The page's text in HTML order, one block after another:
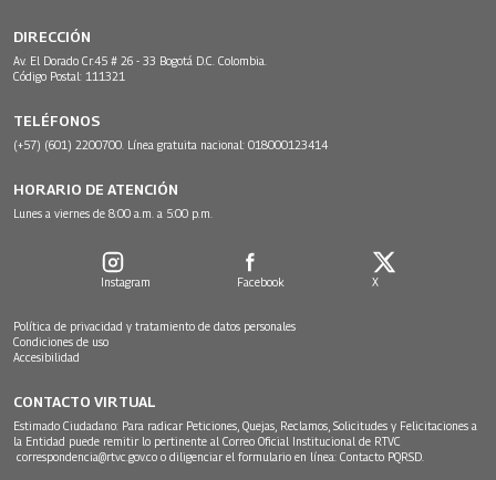
DIRECCIÓN
Av. El Dorado Cr.45 # 26 - 33 Bogotá D.C. Colombia.
Código Postal: 111321
TELÉFONOS
(+57) (601) 2200700. Línea gratuita nacional: 018000123414
HORARIO DE ATENCIÓN
Lunes a viernes de 8:00 a.m. a 5:00 p.m.
Instagram Facebook X
Política de privacidad y tratamiento de datos personales
Condiciones de uso
Accesibilidad
CONTACTO VIRTUAL
Estimado Ciudadano: Para radicar Peticiones, Quejas, Reclamos, Solicitudes y Felicitaciones a
la Entidad puede remitir lo pertinente al Correo Oficial Institucional de RTVC
correspondencia@rtvc.gov.co o diligenciar el formulario en línea: Contacto PQRSD.